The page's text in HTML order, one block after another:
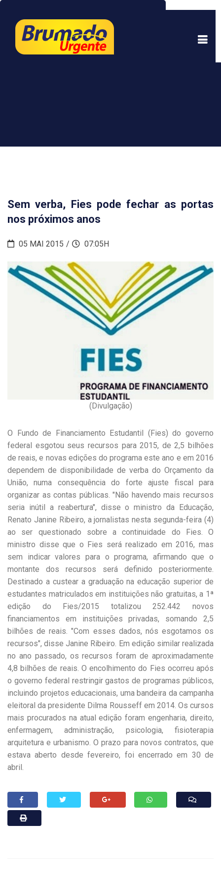
experiência. Ao continuar a navegar, você está
de acordo com isso.Saber mais.
Sem verba, Fies pode fechar as portas
nos próximos anos
05 MAI 2015 07:05H
(Divulgação)
O Fundo de Financiamento Estudantil (Fies) do governo
federal esgotou seus recursos para 2015, de 2,5 bilhões
de reais, e novas edições do programa este ano e em 2016
dependem de disponibilidade de verba do Orçamento da
União, numa consequência do forte ajuste fiscal para
organizar as contas públicas. "Não havendo mais recursos
seria inútil a reabertura", disse o ministro da Educação,
Renato Janine Ribeiro, a jornalistas nesta segunda-feira (4)
ao ser questionado sobre a continuidade do Fies. O
ministro disse que o Fies será realizado em 2016, mas
sem indicar valores para o programa, afirmando que o
montante dos recursos será definido posteriormente.
Destinado a custear a graduação na educação superior de
estudantes matriculados em instituições não gratuitas, a 1ª
edição do Fies/2015 totalizou 252.442 novos
financiamentos em instituições privadas, somando 2,5
bilhões de reais. "Com esses dados, nós esgotamos os
recursos", disse Janine Ribeiro. Em edição similar realizada
no ano passado, os recursos foram de aproximadamente
4,8 bilhões de reais. O encolhimento do Fies ocorreu após
o governo federal restringir gastos de programas públicos,
incluindo projetos educacionais, uma bandeira da campanha
eleitoral da presidente Dilma Rousseff em 2014. Os cursos
mais procurados na atual edição foram engenharia, direito,
enfermagem, administração, psicologia, fisioterapia
arquitetura e urbanismo. O prazo para novos contratos, que
estava aberto desde fevereiro, foi encerrado em 30 de
abril.